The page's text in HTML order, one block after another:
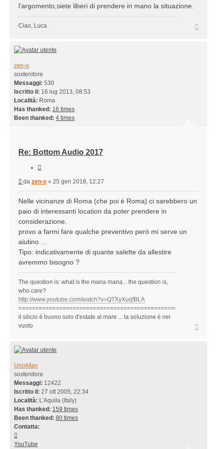
l’argomento,siete liberi di prendere in mano la situazione.
Ciao, Luca
zen-o
sostenitore
Messaggi: 530
Iscritto il: 16 lug 2013, 08:53
Località: Roma
Has thanked: 16 times
Been thanked: 4 times
Re: Bottom Audio 2017
Messaggio
da zen-o » 25 gen 2018, 12:27
Nelle vicinanze di Roma (che poi è Roma) ci sarebbero un
paio di interessanti location da poter prendere in
considerazione.
provo a farmi fare qualche preventivo però mi serve un
aiutino ...
Tipo: indicativamente di quante salette da allestire
avremmo bisogno ?
The question is: what is the mana mana... the question is,
who care?
http://www.youtube.com/watch?v=QTXyXuqfBLA
il silicio è buono solo d'estate al mare ... la soluzione è nel
vuoto
UnixMan
sostenitore
Messaggi: 12422
Iscritto il: 27 ott 2005, 22:34
Località: L'Aquila (Italy)
Has thanked: 159 times
Been thanked: 80 times
Contatta:
UnixMan
YouTube